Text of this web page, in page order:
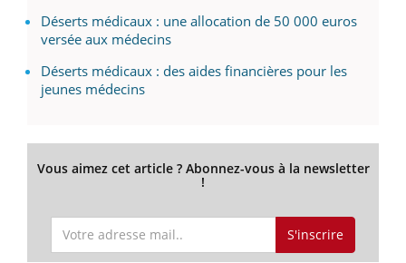
Déserts médicaux : une allocation de 50 000 euros
versée aux médecins
Déserts médicaux : des aides financières pour les
jeunes médecins
Vous aimez cet article ? Abonnez-vous à la newsletter
!
S'inscrire